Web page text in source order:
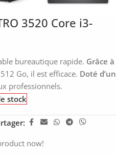
3520 Core i3-
bureautique rapide. Grâce à
Go, il est efficace. Doté d’un
professionnels.
stock
now!